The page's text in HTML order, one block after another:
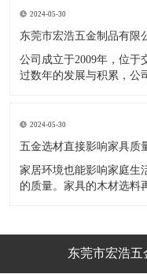
调节脚，橱柜就像得了“
柜五金件好
2024-05-30
东莞市宏浩五金制品有限
公司成立于2009年，位于
过数年的发展与积累，公
的改造创新，设计制造了
的新
2024-05-30
五金选材直接影响家具质
家居环境也能影响家庭生
的质量。家具的木材选料
金、铝合金等。不同五金
理、焊接、机械加
东莞市宏浩